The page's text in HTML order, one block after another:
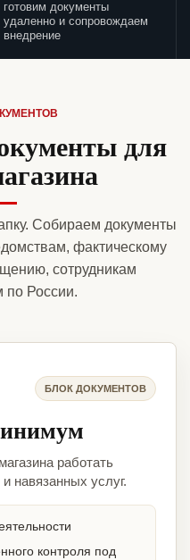
готовим документы
удаленно и сопровождаем
внедрение
для
Собираем документы
фактическому
сотрудникам
по России.
БЛОК ДОКУМЕНТОВ
работать
навязанных услуг.
контроля под